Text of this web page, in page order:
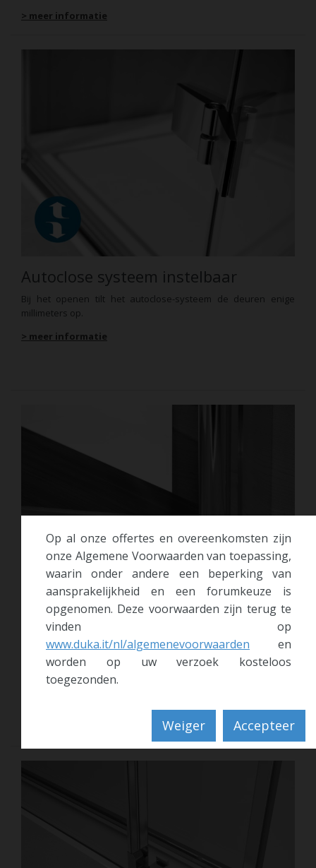
> meer informatie
Autoclose systeem instelbaar
Bij het openen tilt het autoclose-systeem de deuren enige
millimeters op.
> meer informatie
Autoclose systeem instelbaar
Bij het openen tilt het autoclose-systeem de deuren enige
millimeters op ...
Op al onze offertes en overeenkomsten zijn
onze Algemene Voorwaarden van toepassing,
waarin onder andere een beperking van
aansprakelijkheid en een forumkeuze is
opgenomen. Deze voorwaarden zijn terug te
vinden op
www.duka.it/nl/algemenevoorwaarden en
worden op uw verzoek kosteloos
toegezonden.
Weiger Accepteer